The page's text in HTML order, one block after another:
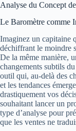
Analyse du Concept
Le Baromètre comme
Imaginez un capitaine
déchiffrant le moindre
De la même manière,
changements subtils
outil qui, au-delà des
et les tendances
drastiquement vos
souhaitant lancer un
type d’analyse pour
que les ventes ne